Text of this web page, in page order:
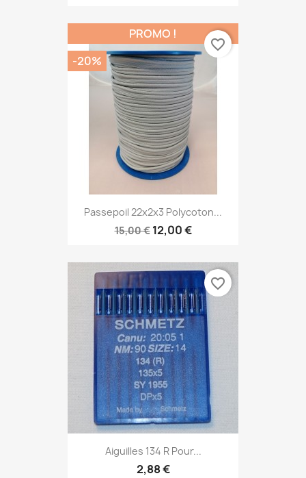
Passepoil 22x2x3 Polycoton...
15,00 € 12,00 €
PROMO !
-20%
favorite_border
Aiguilles 134 R Pour...
2,88 €
favorite_border